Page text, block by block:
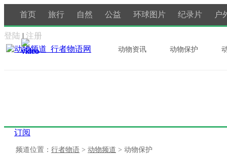
首页 旅行 自然 公益 环球图片 纪录片 户
登陆 | 注册
动物资讯 动物保护
订阅
频道位置： 行者物语 > 动物频道 > 动物保护